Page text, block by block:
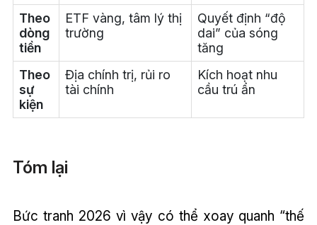
Theo
dòng
tiền
ETF vàng, tâm lý thị
trường
Quyết định “độ
dai” của sóng
tăng
Theo
sự
kiện
Địa chính trị, rủi ro
tài chính
Kích hoạt nhu
cầu trú ẩn
Tóm lại
Bức tranh 2026 vì vậy có thể xoay quanh “thế